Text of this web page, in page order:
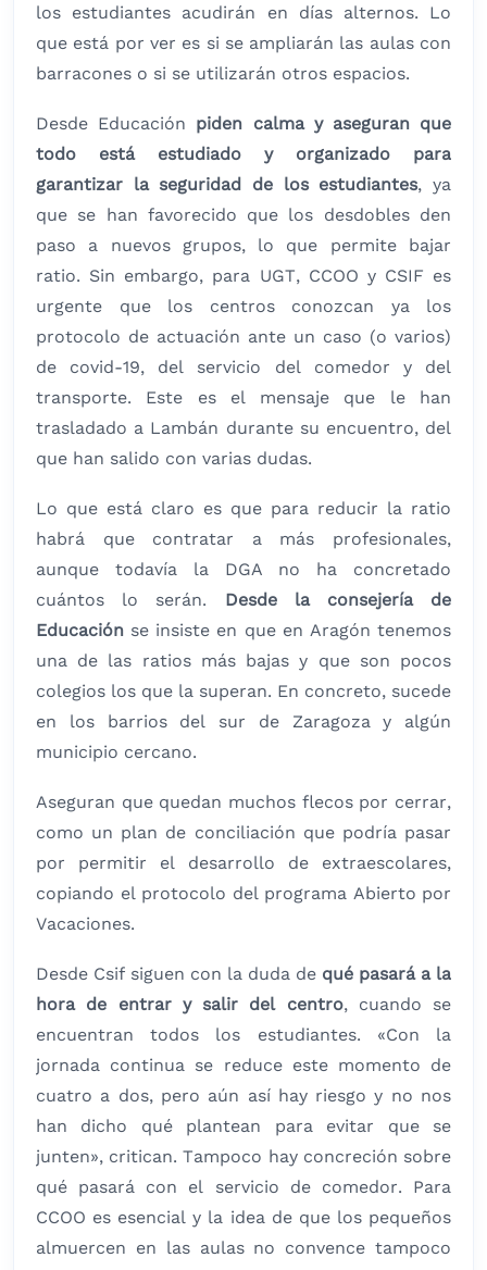
los estudiantes acudirán en días alternos. Lo
que está por ver es si se ampliarán las aulas con
barracones o si se utilizarán otros espacios.
Desde Educación piden calma y aseguran que
todo está estudiado y organizado para
garantizar la seguridad de los estudiantes, ya
que se han favorecido que los desdobles den
paso a nuevos grupos, lo que permite bajar
ratio. Sin embargo, para UGT, CCOO y CSIF es
urgente que los centros conozcan ya los
protocolo de actuación ante un caso (o varios)
de covid-19, del servicio del comedor y del
transporte. Este es el mensaje que le han
trasladado a Lambán durante su encuentro, del
que han salido con varias dudas.
Lo que está claro es que para reducir la ratio
habrá que contratar a más profesionales,
aunque todavía la DGA no ha concretado
cuántos lo serán. Desde la consejería de
Educación se insiste en que en Aragón tenemos
una de las ratios más bajas y que son pocos
colegios los que la superan. En concreto, sucede
en los barrios del sur de Zaragoza y algún
municipio cercano.
Aseguran que quedan muchos flecos por cerrar,
como un plan de conciliación que podría pasar
por permitir el desarrollo de extraescolares,
copiando el protocolo del programa Abierto por
Vacaciones.
Desde Csif siguen con la duda de qué pasará a la
hora de entrar y salir del centro, cuando se
encuentran todos los estudiantes. «Con la
jornada continua se reduce este momento de
cuatro a dos, pero aún así hay riesgo y no nos
han dicho qué plantean para evitar que se
junten», critican. Tampoco hay concreción sobre
qué pasará con el servicio de comedor. Para
CCOO es esencial y la idea de que los pequeños
almuercen en las aulas no convence tampoco